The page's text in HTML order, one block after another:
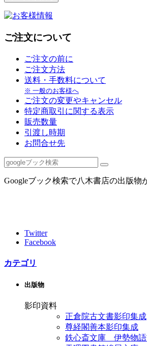
ご注文について
ご注文の前に
ご注文方法
送料・手数料について
※ 一般のお客様へ
ご注文の変更やキャンセル
特定商取引に関する表示
販売数量
引渡し時期
お問合せ先
Googleブック検索で八木書店の出版物
Twitter
Facebook
カテゴリ
出版物
影印資料
正倉院古文書影印集成
尊経閣善本影印集成
鉄心斎文庫 伊勢物語